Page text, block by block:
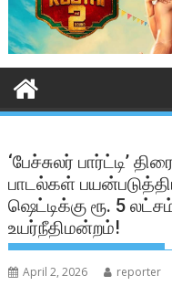
‘பேச்சுலர் பார்ட்டி’
பாடல்கள்
ஷெட்டிக்கு ரூ. 5
உயர்நீதிமன்றம்!
April 2, 2026 reporter